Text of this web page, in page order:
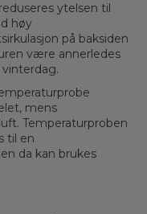
ytelsen til
høy
på baksiden
være annerledes
mens
Temperaturproben
til en
da kan brukes